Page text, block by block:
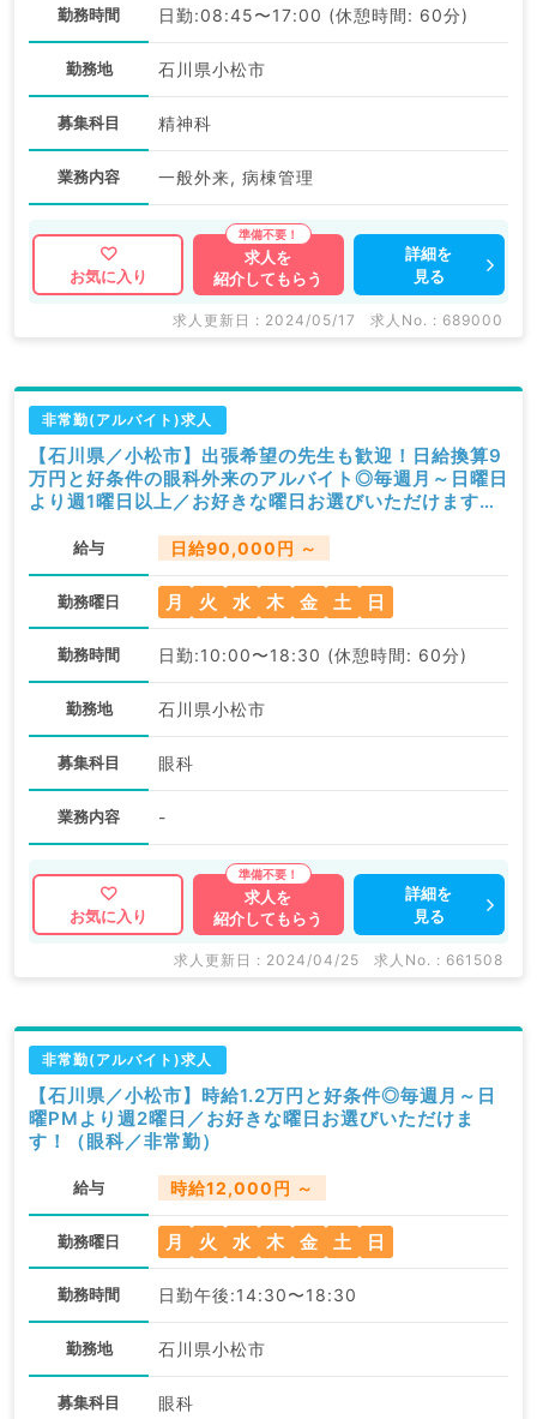
勤務時間 日勤:08:45〜17:00 (休憩時間: 60分)
勤務地 石川県小松市
募集科目 精神科
業務内容 一般外来, 病棟管理
お気に入り
求人を
紹介してもらう
詳細を
見る
求人更新日 : 2024/05/17 求人No. : 689000
非常勤(アルバイト)求人
【石川県／小松市】出張希望の先生も歓迎！日給換算9
万円と好条件の眼科外来のアルバイト◎毎週月～日曜日
より週1曜日以上／お好きな曜日お選びいただけます！
給与 日給90,000円 ～
勤務曜日 月 火 水 木 金 土 日
勤務時間 日勤:10:00〜18:30 (休憩時間: 60分)
勤務地 石川県小松市
募集科目 眼科
業務内容 -
お気に入り
求人を
紹介してもらう
詳細を
見る
求人更新日 : 2024/04/25 求人No. : 661508
非常勤(アルバイト)求人
【石川県／小松市】時給1.2万円と好条件◎毎週月～日
曜PMより週2曜日／お好きな曜日お選びいただけま
す！（眼科／非常勤）
給与 時給12,000円 ～
勤務曜日 月 火 水 木 金 土 日
勤務時間 日勤午後:14:30〜18:30
勤務地 石川県小松市
募集科目 眼科